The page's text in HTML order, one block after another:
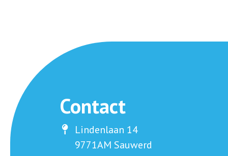
Contact
Lindenlaan 14
9771AM Sauwerd